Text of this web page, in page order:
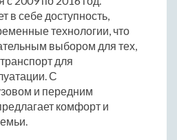
в себе доступность,
технологии, что
выбором для тех,
для
С
и передним
комфорт и